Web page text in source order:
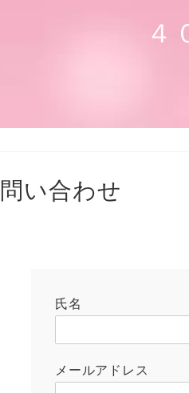
４
い合わせ
氏名
メールアドレス